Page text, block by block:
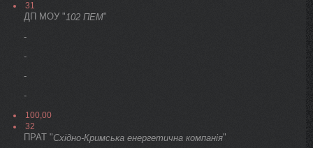
31
ДП МОУ "102 ПЕМ"
-
-
-
-
100,00
32
ПРАТ "Схiдно-Кримська енергетична компанія"